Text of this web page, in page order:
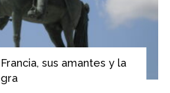
sus amantes y la